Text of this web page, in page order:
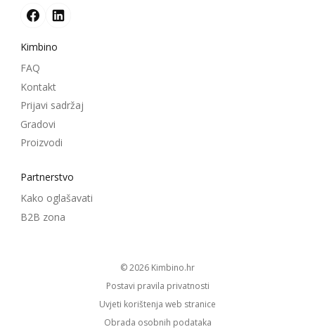
Kimbino
FAQ
Kontakt
Prijavi sadržaj
Gradovi
Proizvodi
Partnerstvo
Kako oglašavati
B2B zona
© 2026
kimbino.hr
Postavi pravila privatnosti
Uvjeti korištenja web stranice
Obrada osobnih podataka